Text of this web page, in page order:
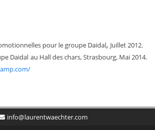
pour le groupe Daidal, Juillet 2012.
Daidal au Hall des chars, Strasbourg, Mai 2014.
info@laurentwaechter.com